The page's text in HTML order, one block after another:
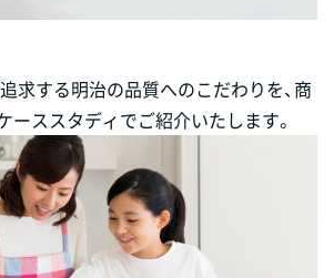
追求する明治の品質へのこだわりを、商
ーススタディでご紹介いたします。